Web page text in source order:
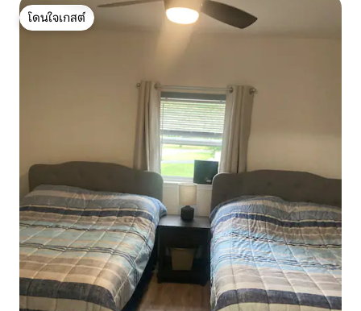
โดนใจเกสต์
โดนใจเกสต์